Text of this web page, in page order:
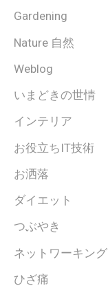
Gardening
Nature 自然
Weblog
いまどきの世情
インテリア
お役立ちIT技術
お洒落
ダイエット
つぶやき
ネットワーキング
ひざ痛